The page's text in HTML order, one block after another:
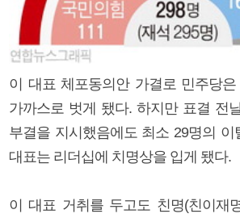
이 대표 체포동의안 가결로 민주당은
가까스로 벗게 됐다. 하지만 표결 전
부결을 지시했음에도 최소 29명의 이
대표는 리더십에 치명상을 입게 됐다.
이 대표 거취를 두고도 친명(친이재